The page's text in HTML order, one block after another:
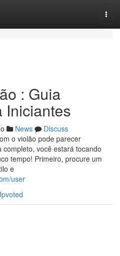
: Guia
Iniciantes
News
Discuss
o violão pode parecer
você estará tocando
tempo! Primeiro, procure um
e
user